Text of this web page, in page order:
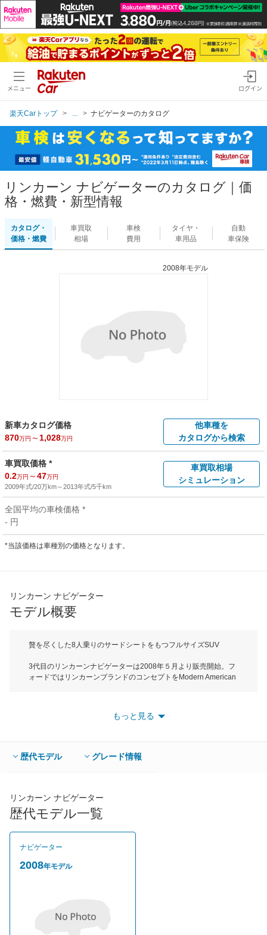
メニュー ログイン
楽天Carトップ ナビゲーターのカタログ
リンカーン ナビゲーターのカタログ｜価
格・燃費・新型情報
カタログ・
価格・燃費
車買取
相場
車検
費用
タイヤ・
車用品
自動
車保険
2008年モデル
新車カタログ価格
870万円 ～ 1,028万円
他車種を
カタログから検索
車買取価格 *
0.2万円 ～47万円
2009年式/20万km～2013年式/5千km
車買取相場
シミュレーション
全国平均の車検価格 *
- 円
*当該価格は車種別の価格となります。
リンカーン ナビゲーター
モデル概要
贅を尽くした8人乗りのサードシートをもつフルサイズSUV
3代目のリンカーンナビゲーターは2008年５月より販売開始。フ
ォードではリンカーンブランドのコンセプトをModern American
にリンカーンスターを配した格子状のクロームグリルを採用した
納式の３列シートがレイアウトされる。エンジンは
5.4LV8SSOHCでミッションは6ATが組み合わされる。駆動方式
もっと見る
歴代モデル グレード情報
リンカーン ナビゲーター
歴代モデル一覧
ナビゲーター
2008年モデル